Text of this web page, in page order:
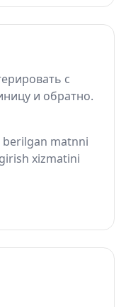
с
и обратно.
matnni
xizmatini